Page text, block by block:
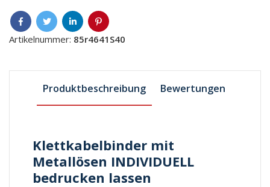
Artikelnummer: 85r4641S40
Produktbeschreibung Bewertungen
Klettkabelbinder mit
Metallösen INDIVIDUELL
bedrucken lassen